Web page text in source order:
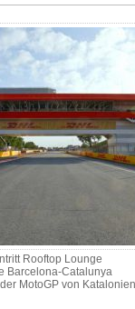
Rooftop Lounge
Barcelona-Catalunya
MotoGP von Katalonien